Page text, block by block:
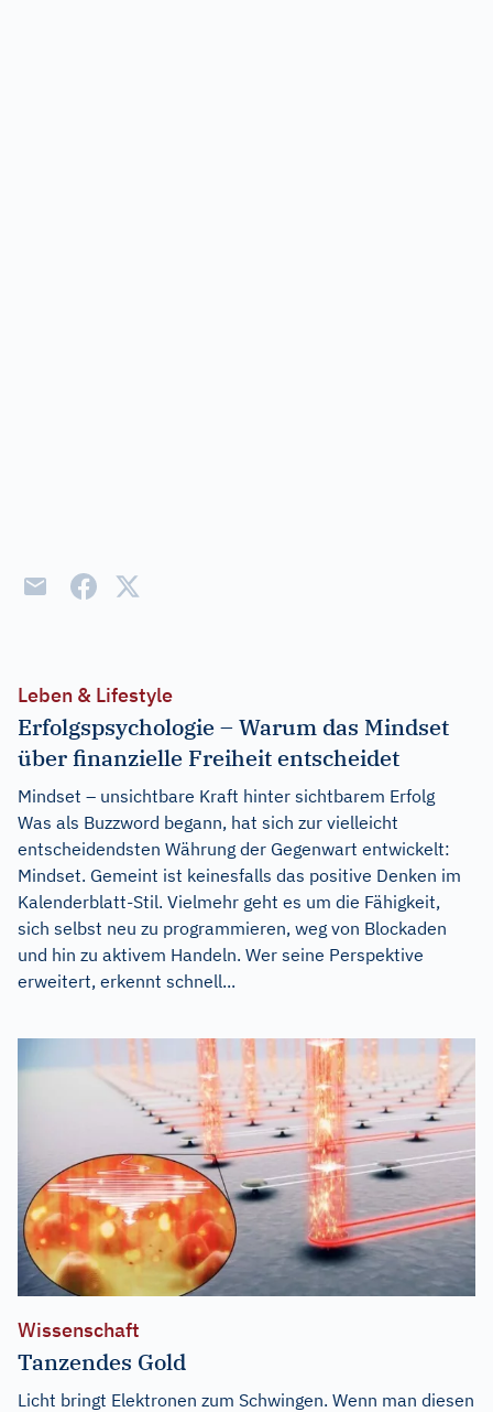
Leben & Lifestyle
Erfolgspsychologie – Warum das Mindset
über finanzielle Freiheit entscheidet
Mindset – unsichtbare Kraft hinter sichtbarem Erfolg
Was als Buzzword begann, hat sich zur vielleicht
entscheidendsten Währung der Gegenwart entwickelt:
Mindset. Gemeint ist keinesfalls das positive Denken im
Kalenderblatt-Stil. Vielmehr geht es um die Fähigkeit,
sich selbst neu zu programmieren, weg von Blockaden
und hin zu aktivem Handeln. Wer seine Perspektive
erweitert, erkennt schnell...
Wissenschaft
Tanzendes Gold
Licht bringt Elektronen zum Schwingen. Wenn man diesen